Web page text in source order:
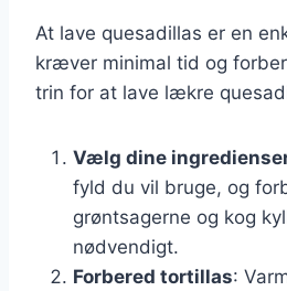
At lave quesadillas er en
kræver minimal tid og
trin for at lave lækre
Vælg dine
fyld du vil bruge, og
grøntsagerne og kog
nødvendigt.
Forbered tortillas: